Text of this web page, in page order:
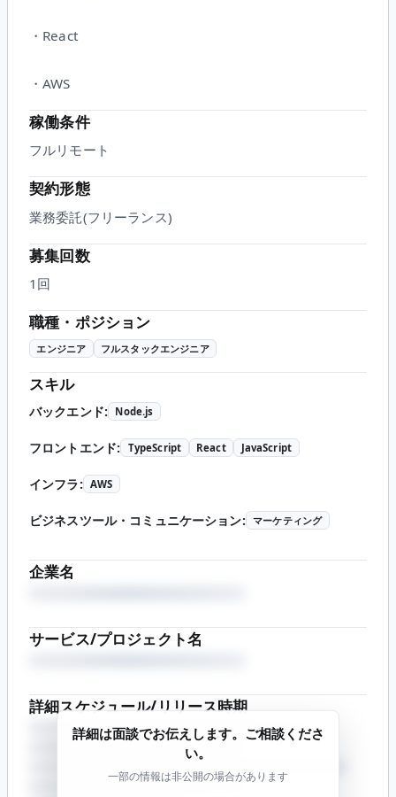
・React
・AWS
稼働条件
フルリモート
契約形態
業務委託(フリーランス)
募集回数
1回
職種・ポジション
エンジニア フルスタックエンジニア
スキル
バックエンド: Node.js
フロントエンド: TypeScript React JavaScript
インフラ: AWS
ビジネスツール・コミュニケーション: マーケティング
企業名
サービス/プロジェクト名
詳細スケジュール/リリース時期
詳細は面談でお伝えします。ご相談くださ
い。
一部の情報は非公開の場合があります